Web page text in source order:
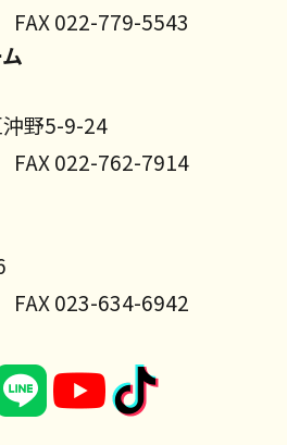
022-779-5543
野5-9-24
022-762-7914
023-634-6942